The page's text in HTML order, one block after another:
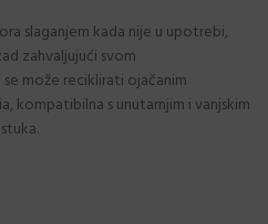
slaganjem kada nije u upotrebi,
zahvaljujući svom
može reciklirati ojačanim
kompatibilna s unutarnjim i vanjskim